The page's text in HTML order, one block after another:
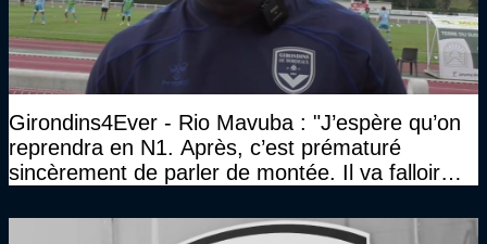
Girondins4Ever - Rio Mavuba : "J’espère qu’on
reprendra en N1. Après, c’est prématuré
sincèrement de parler de montée. Il va falloir